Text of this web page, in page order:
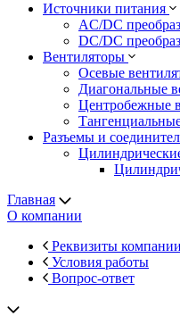
Источники питания
AC/DC
DC/DC
Вентиляторы
Осевые
Диагональные
Центробежные
Разъемы и
Главная
О компании
Реквизиты компании
Условия работы
Вопрос-ответ